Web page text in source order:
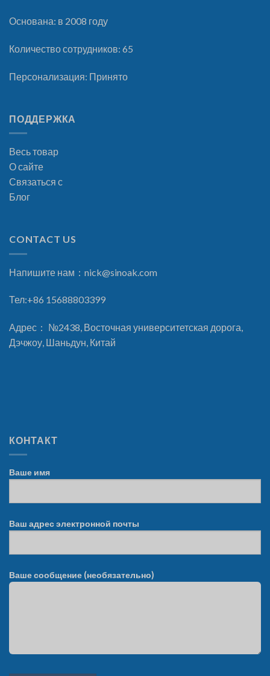
Основана: в 2008 году
Количество сотрудников: 65
Персонализация: Принято
ПОДДЕРЖКА
Весь товар
О сайте
Связаться с
Блог
CONTACT US
Напишите нам： nick@sinoak.com
Тел:+86 15688803399
Адрес： №2438, Восточная университетская дорога,
Дэчжоу, Шаньдун, Китай
КОНТАКТ
Ваше имя
Ваш адрес электронной почты
Ваше сообщение (необязательно)